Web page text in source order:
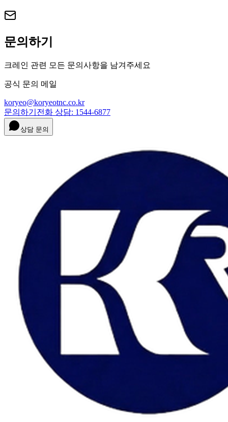
문의하기
크레인 관련 모든 문의사항을 남겨주세요
공식 문의 메일
koryeo@koryeotnc.co.kr
문의하기 전화 상담: 1544-6877
상담 문의